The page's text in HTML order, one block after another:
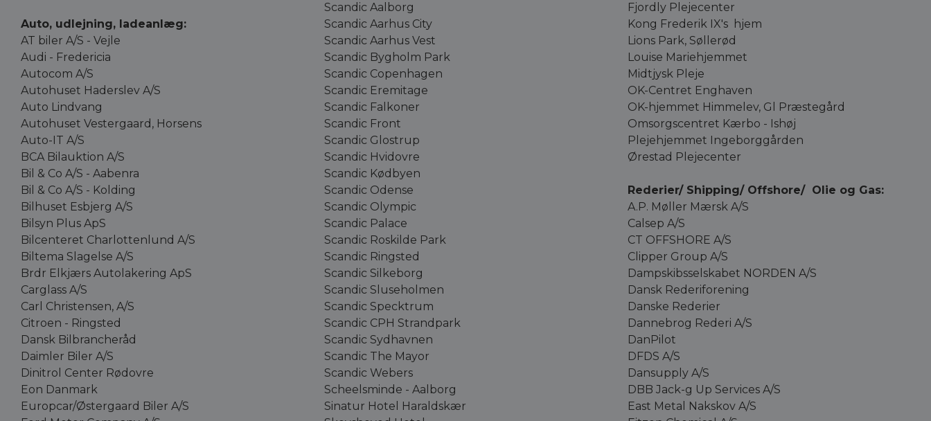
Auto, udlejning, ladeanlæg:
AT biler A/S - Vejle
Audi - Fredericia
Autocom A/S
Autohuset Haderslev A/S
Auto Lindvang
Autohuset Vestergaard, Horsens
Auto-IT A/S
BCA Bilauktion A/S
Bil & Co A/S - Aabenra
Bil & Co A/S - Kolding
Bilhuset Esbjerg A/S
Bilsyn Plus ApS
Bilcenteret Charlottenlund A/S
Biltema Slagelse A/S
Brdr Elkjærs Autolakering ApS
Carglass A/S
Carl Christensen, A/S
Citroen - Ringsted
Dansk Bilbrancheråd
Daimler Biler A/S
Dinitrol Center Rødovre
Eon Danmark
Europcar/Østergaard Biler A/S
Scandic Aalborg
Scandic Aarhus City
Scandic Aarhus Vest
Scandic Bygholm Park
Scandic Copenhagen
Scandic Eremitage
Scandic Falkoner
Scandic Front
Scandic Glostrup
Scandic Hvidovre
Scandic Kødbyen
Scandic Odense
Scandic Olympic
Scandic Palace
Scandic Roskilde Park
Scandic Ringsted
Scandic Silkeborg
Scandic Sluseholmen
Scandic Specktrum
Scandic CPH Strandpark
Scandic Sydhavnen
Scandic The Mayor
Scandic Webers
Scheelsminde - Aalborg
Sinatur Hotel Haraldskær
Fjordly Plejecenter
Kong Frederik IX's hjem
Lions Park, Søllerød
Louise Mariehjemmet
Midtjysk Pleje
OK-Centret Enghaven
OK-hjemmet Himmelev, Gl Præstegård
Omsorgscentret Kærbo - Ishøj
Plejehjemmet Ingeborggården
Ørestad Plejecenter
Rederier/ Shipping/ Offshore/ Olie og Gas:
A.P. Møller Mærsk A/S
Calsep A/S
CT OFFSHORE A/S
Clipper Group A/S
Dampskibsselskabet NORDEN A/S
Dansk Rederiforening
Danske Rederier
Dannebrog Rederi A/S
DanPilot
DFDS A/S
Dansupply A/S
DBB Jack-g Up Services A/S
East Metal Nakskov A/S